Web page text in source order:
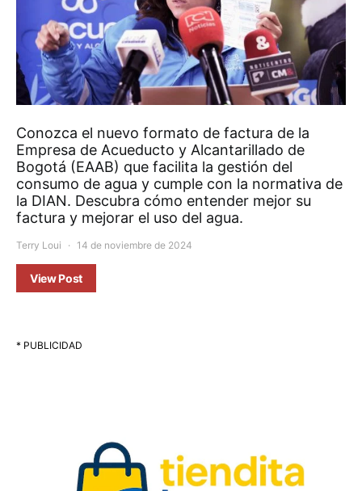
Conozca el nuevo formato de factura de la
Empresa de Acueducto y Alcantarillado de
Bogotá (EAAB) que facilita la gestión del
consumo de agua y cumple con la normativa de
la DIAN. Descubra cómo entender mejor su
factura y mejorar el uso del agua.
Terry Loui 14 de noviembre de 2024
View Post
* PUBLICIDAD